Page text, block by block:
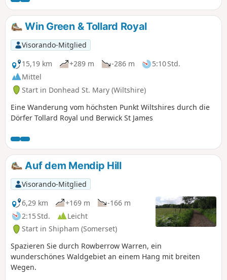
Win Green & Tollard Royal
Visorando-Mitglied
15,19 km
+289 m -286 m
5:10 Std.
Mittel
Start in Donhead St. Mary (Wiltshire)
Eine Wanderung vom höchsten Punkt Wiltshires durch die
Dörfer Tollard Royal und Berwick St James
Auf dem Mendip Hill
Visorando-Mitglied
6,29 km
+169 m
-166 m
2:15 Std.
Leicht
Start in Shipham (Somerset)
Spazieren Sie durch Rowberrow Warren, ein
wunderschönes Waldgebiet an einem Hang mit breiten
Wegen.